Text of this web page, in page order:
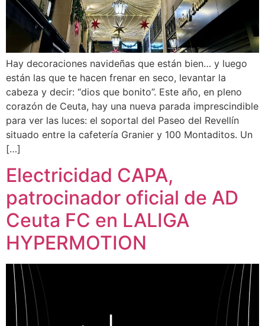
Hay decoraciones navideñas que están bien… y luego
están las que te hacen frenar en seco, levantar la
cabeza y decir: “dios que bonito”. Este año, en pleno
corazón de Ceuta, hay una nueva parada imprescindible
para ver las luces: el soportal del Paseo del Revellín
situado entre la cafetería Granier y 100 Montaditos. Un
[…]
Electricidad CAPA,
patrocinador oficial de AD
Ceuta FC en LALIGA
HYPERMOTION